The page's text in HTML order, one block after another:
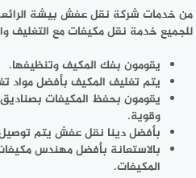
من خدمات شركة نقل عفش بيشة
للجميع خدمة نقل مكيفات مع التغليف
يقومون بفك المكيف وتنظيفها.
يتم تغليف المكيف بأفضل مواد
يقومون بحفظ المكيفات
وقوية.
بأفضل دينا نقل عفش يتم توصيل
بالاستعانة بأفضل مهندس
المكيفات.